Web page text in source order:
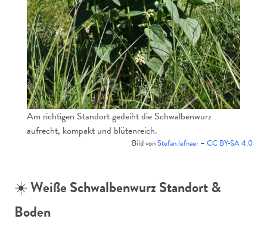
Am richtigen Standort gedeiht die Schwalbenwurz
aufrecht, kompakt und blütenreich.
Bild vonStefan.lefnaer– CC BY-SA 4.0
☀️Weiße Schwalbenwurz Standort &
Boden